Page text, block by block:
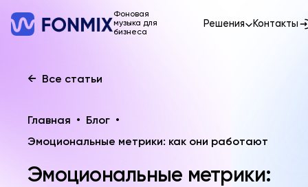
Фоновая
музыка для
бизнеса
Решения Контакты
← Все статьи
Главная • Блог •
Эмоциональные метрики: как они работают
Эмоциональные метрики: